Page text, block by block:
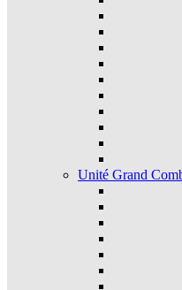
Unité Grand